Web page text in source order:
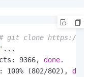
git clone https://
...
9366, done.
100% (802/802), done